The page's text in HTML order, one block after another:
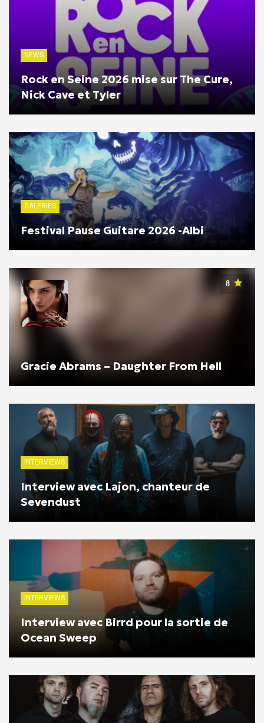
NEWS
Rock en Seine 2026 mise sur The Cure,
Nick Cave et Tyler
GALERIES
Festival Pause Guitare 2026 -Albi
8
Gracie Abrams – Daughter From Hell
INTERVIEWS
Interview avec Lajon, chanteur de
Sevendust
INTERVIEWS
Interview avec Birrd pour la sortie de
Ocean Sweep